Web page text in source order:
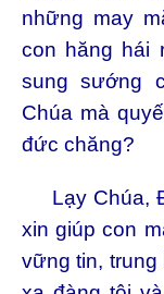
những may
con hăng hái
sung sướng
Chúa mà
đức chăng?
Lạy Chúa,
xin giúp con
vững tin,